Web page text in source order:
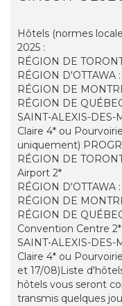
Hôtels (normes
2025 :
RÉGION DE
RÉGION
RÉGION DE
RÉGION DE
SAINT-ALEXIS-DES-
Claire 4* ou
uniquement)
RÉGION DE
Airport 2*
RÉGION D'OTTAWA
RÉGION DE
RÉGION DE
Convention Centre 2*
SAINT-ALEXIS-DES-
Claire 4* ou
et 17/08)Liste
hôtels vous seront
transmis quelques